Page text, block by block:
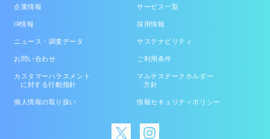
企業情報 サービス一覧
IR情報 採用情報
ニュース・調査データ サステナビリティ
お問い合わせ ご利用条件
カスタマーハラスメント
に対する行動指針
マルチステークホルダー
方針
個人情報の取り扱い 情報セキュリティポリシー